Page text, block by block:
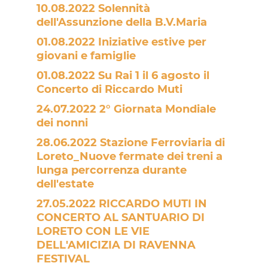
10.08.2022 Solennità
dell'Assunzione della B.V.Maria
01.08.2022 Iniziative estive per
giovani e famiglie
01.08.2022 Su Rai 1 il 6 agosto il
Concerto di Riccardo Muti
24.07.2022 2° Giornata Mondiale
dei nonni
28.06.2022 Stazione Ferroviaria di
Loreto_Nuove fermate dei treni a
lunga percorrenza durante
dell'estate
27.05.2022 RICCARDO MUTI IN
CONCERTO AL SANTUARIO DI
LORETO CON LE VIE
DELL'AMICIZIA DI RAVENNA
FESTIVAL